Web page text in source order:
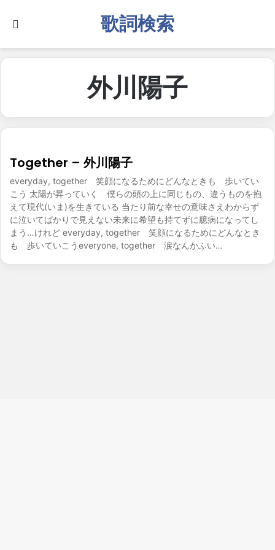
歌詞検索
外川陽子
Together – 外川陽子
everyday, together 笑顔になるためにどんなときも 歩いてい
こう 太陽が昇っていく 僕らの頭の上に同じもの、違うものを抱
えて現代(いま)を生きている 当たり前な幸せの意味さえわからず
に泣いてばかりで見えない未来に希望も持てずに臆病になってし
まう…けれど everyday, together 笑顔になるためにどんなとき
も 歩いていこうeveryone, together 涙なんかふい…